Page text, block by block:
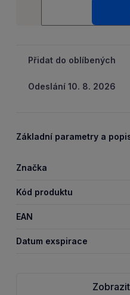
Přidat do oblíbených
Odeslání 10. 8. 2026
Základní parametry a
Značka
Kód produktu
EAN
Datum exspirace